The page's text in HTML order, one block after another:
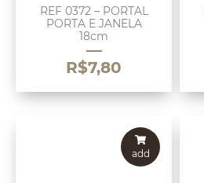
REF 0372 – PORTAL
PORTA E JANELA
18cm
R$7,80
add